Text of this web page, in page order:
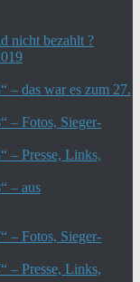
nicht bezahlt ?
– das war es zum 27.
– Fotos, Sieger-
– Presse, Links,
– aus
– Fotos, Sieger-
– Presse, Links,